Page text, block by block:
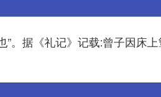
。据《礼记》记载:曾子因床